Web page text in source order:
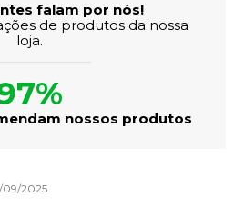
falam por nós!
de produtos da nossa
loja.
nossos produtos
2025